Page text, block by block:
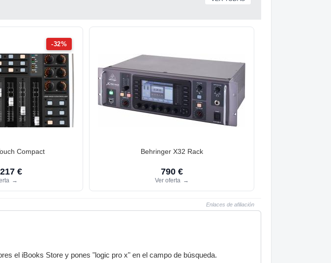
-32%
Compact
217 €
→
Behringer X32 Rack
790 €
Ver oferta →
Enlaces de afiliación
el iBooks Store y pones "logic pro x" en el campo de búsqueda.